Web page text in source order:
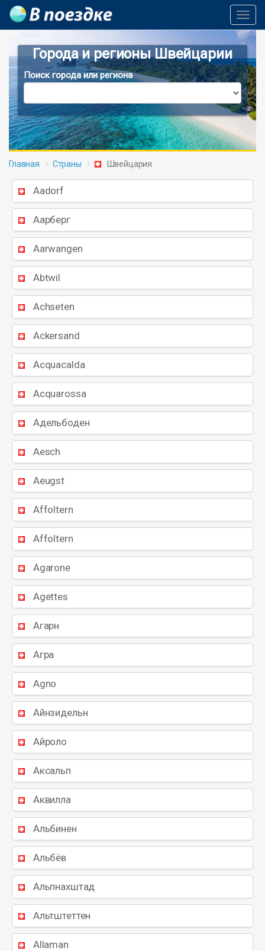
Города и регионы Швейцарии
Поиск города или региона
Главная Страны Швейцария
Aadorf
Аарберг
Aarwangen
Abtwil
Achseten
Ackersand
Acquacalda
Acquarossa
Адельбоден
Aesch
Aeugst
Affoltern
Affoltern
Agarone
Agettes
Агарн
Агра
Agno
Айнзидельн
Айроло
Аксальп
Аквилла
Альбинен
Альбёв
Альпнахштад
Альтштеттен
Allaman